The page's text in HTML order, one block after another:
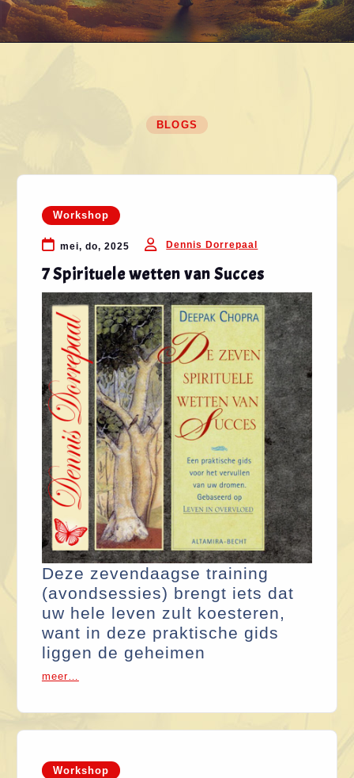
BLOGS
Workshop
mei, do, 2025 Dennis Dorrepaal
7 Spirituele wetten van Succes
Deze zevendaagse training
(avondsessies) brengt iets dat
uw hele leven zult koesteren,
want in deze praktische gids
liggen de geheimen
meer…
Workshop